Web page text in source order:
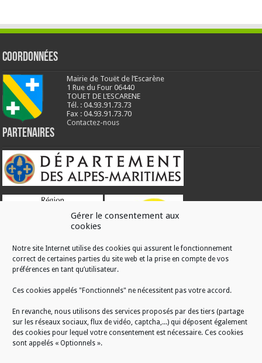
Gérer le consentement aux
cookies
Notre site Internet utilise des cookies qui assurent le fonctionnement
correct de certaines parties du site web et la prise en compte de vos
préférences en tant qu’utilisateur.
Ces cookies appelés "Fonctionnels" ne nécessitent pas votre accord.
En revanche, nous utilisons des services proposés par des tiers (partage
sur les réseaux sociaux, flux de vidéo, captcha,...) qui déposent également
des cookies pour lequel votre consentement est nécessaire. Ces cookies
sont appelés « Optionnels ».
Coordonnées
Mairie de Touët de l’Escarène
1 Rue du Four 06440
TOUET DE L’ESCARENE
Tél. : 04.93.91.73.73
Fax : 04.93.91.73.70
Contactez-nous
Partenaires
RÉALISATION